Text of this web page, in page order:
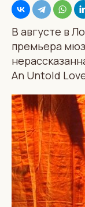
В августе в
премьера
An Untold